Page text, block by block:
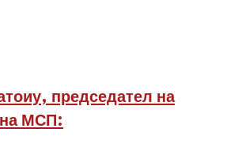
председател на
МСП: